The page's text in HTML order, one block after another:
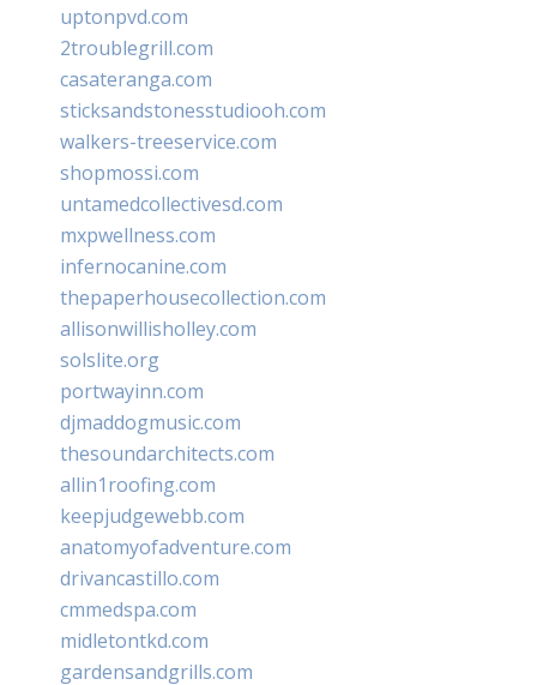
uptonpvd.com
2troublegrill.com
casateranga.com
sticksandstonesstudiooh.com
walkers-treeservice.com
shopmossi.com
untamedcollectivesd.com
mxpwellness.com
infernocanine.com
thepaperhousecollection.com
allisonwillisholley.com
solslite.org
portwayinn.com
djmaddogmusic.com
thesoundarchitects.com
allin1roofing.com
keepjudgewebb.com
anatomyofadventure.com
drivancastillo.com
cmmedspa.com
midletontkd.com
gardensandgrills.com